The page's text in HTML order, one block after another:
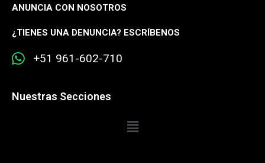
ANUNCIA CON NOSOTROS
¿TIENES UNA DENUNCIA? ESCRÍBENOS
+51 961-602-710
Nuestras Secciones